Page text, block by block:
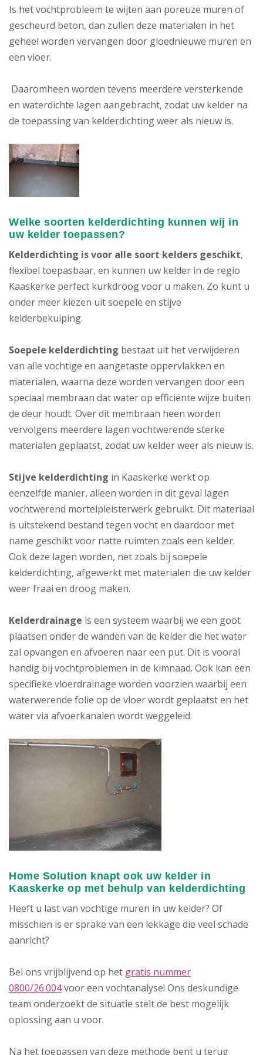
Is het vochtprobleem te wijten aan poreuze muren of
gescheurd beton, dan zullen deze materialen in het
geheel worden vervangen door gloednieuwe muren en
een vloer.
Daaromheen worden tevens meerdere versterkende
en waterdichte lagen aangebracht, zodat uw kelder na
de toepassing van kelderdichting weer als nieuw is.
Welke soorten kelderdichting kunnen wij in
uw kelder toepassen?
Kelderdichting is voor alle soort kelders geschikt,
flexibel toepasbaar, en kunnen uw kelder in de regio
Kaaskerke perfect kurkdroog voor u maken. Zo kunt u
onder meer kiezen uit soepele en stijve
kelderbekuiping.
Soepele kelderdichting bestaat uit het verwijderen
van alle vochtige en aangetaste oppervlakken en
materialen, waarna deze worden vervangen door een
speciaal membraan dat water op efficiënte wijze buiten
de deur houdt. Over dit membraan heen worden
vervolgens meerdere lagen vochtwerende sterke
materialen geplaatst, zodat uw kelder weer als nieuw is.
Stijve kelderdichting in Kaaskerke werkt op
eenzelfde manier, alleen worden in dit geval lagen
vochtwerend mortelpleisterwerk gebruikt. Dit materiaal
is uitstekend bestand tegen vocht en daardoor met
name geschikt voor natte ruimten zoals een kelder.
Ook deze lagen worden, net zoals bij soepele
kelderdichting, afgewerkt met materialen die uw kelder
weer fraai en droog maken.
Kelderdrainage is een systeem waarbij we een goot
plaatsen onder de wanden van de kelder die het water
zal opvangen en afvoeren naar een put. Dit is vooral
handig bij vochtproblemen in de kimnaad. Ook kan een
specifieke vloerdrainage worden voorzien waarbij een
waterwerende folie op de vloer wordt geplaatst en het
water via afvoerkanalen wordt weggeleid.
Home Solution knapt ook uw kelder in
Kaaskerke op met behulp van kelderdichting
Heeft u last van vochtige muren in uw kelder? Of
misschien is er sprake van een lekkage die veel schade
aanricht?
Bel ons vrijblijvend op het gratis nummer
0800/26.004voor een vochtanalyse! Ons deskundige
team onderzoekt de situatie stelt de best mogelijk
oplossing aan u voor.
Na het toepassen van deze methode bent u terug